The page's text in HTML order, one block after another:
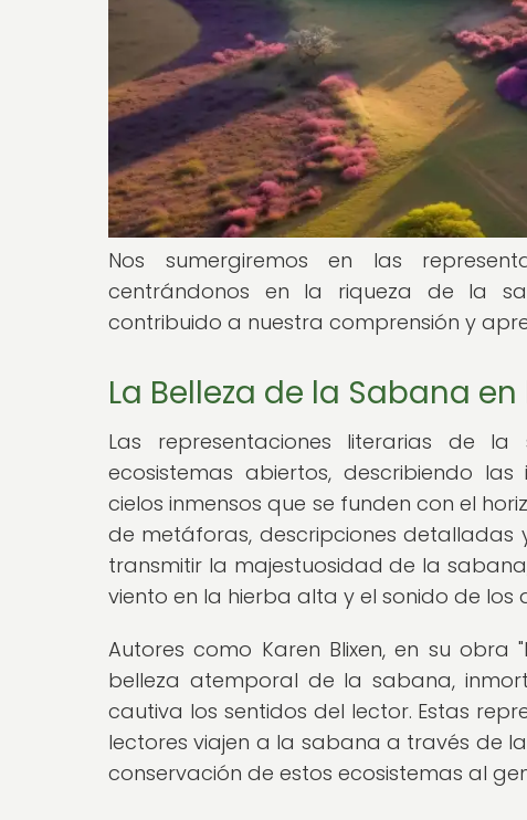
Nos sumergiremos en las
centrándonos en la riqueza de la
contribuido a nuestra comprensión y
La Belleza de la Sabana
Las representaciones literarias de
ecosistemas abiertos, describiendo
cielos inmensos que se funden con el
de metáforas, descripciones
transmitir la majestuosidad de la
viento en la hierba alta y el sonido de
Autores como Karen Blixen, en su
belleza atemporal de la sabana,
cautiva los sentidos del lector. Estas
lectores viajen a la sabana a través de
conservación de estos ecosistemas al